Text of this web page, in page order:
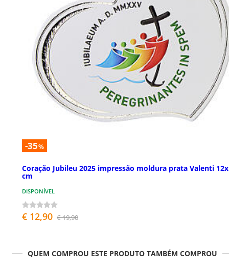
-35%
Coração Jubileu 2025 impressão moldura prata Valenti
cm
DISPONÍVEL
€ 12,90 € 19,90
QUEM COMPROU ESTE PRODUTO TAMBÉM COMPROU